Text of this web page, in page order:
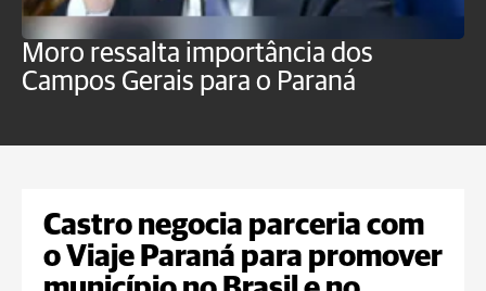
Moro ressalta importância dos
Campos Gerais para o Paraná
Castro negocia parceria com
o Viaje Paraná para promover